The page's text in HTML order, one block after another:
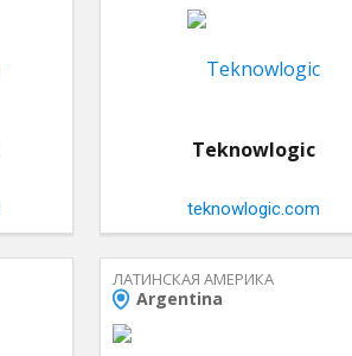
Teknowlogic
teknowlogic.com
ЛАТИНСКАЯ АМЕРИКА
Argentina